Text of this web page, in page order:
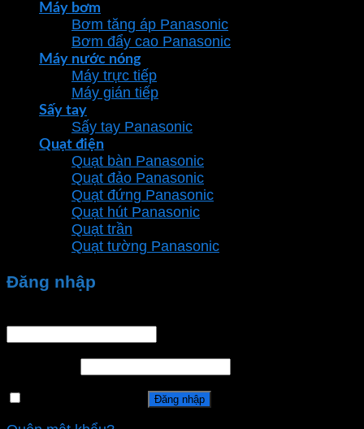
Máy bơm
Bơm tăng áp Panasonic
Bơm đẩy cao Panasonic
Máy nước nóng
Máy trực tiếp
Máy gián tiếp
Sấy tay
Sấy tay Panasonic
Quạt điện
Quạt bàn Panasonic
Quạt đảo Panasonic
Quạt đứng Panasonic
Quạt hút Panasonic
Quạt trần
Quạt tường Panasonic
Đăng nhập
Đăng nhập